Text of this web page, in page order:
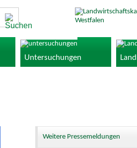
Untersuchungen
Weitere Pressemeldungen